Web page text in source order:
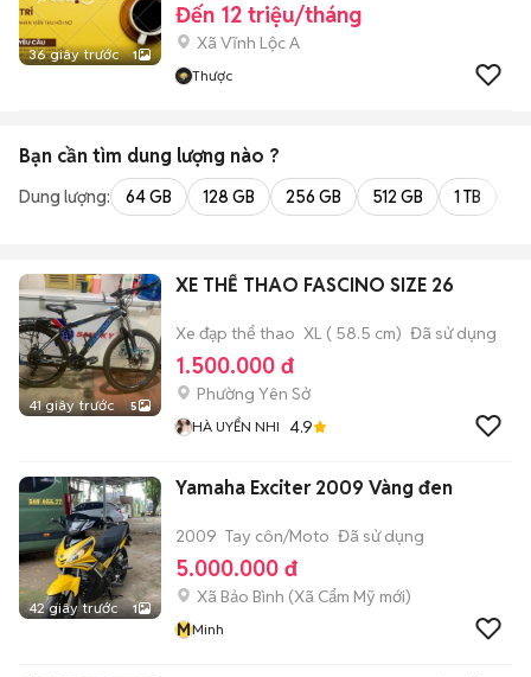
36 giây trước 1
Đến 12 triệu/tháng
Xã Vĩnh Lộc A
Thược
Bạn cần tìm dung lượng nào ?
Dung lượng: 64 GB 128 GB 256 GB 512 GB 1 TB
41 giây trước 5
XE THỂ THAO FASCINO SIZE 26
Xe đạp thể thao XL ( 58.5 cm) Đã sử dụng
1.500.000 đ
Phường Yên Sở
HÀ UYỂN NHI 4.9
42 giây trước 1
Yamaha Exciter 2009 Vàng đen
2009 Tay côn/Moto Đã sử dụng
5.000.000 đ
Xã Bảo Bình (Xã Cẩm Mỹ mới)
MMinh